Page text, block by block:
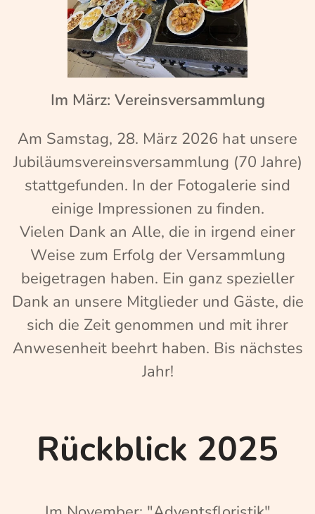
Im März: Vereinsversammlung
Am Samstag, 28. März 2026 hat unsere
Jubiläumsvereinsversammlung (70 Jahre)
stattgefunden. In der Fotogalerie sind
einige Impressionen zu finden.
Vielen Dank an Alle, die in irgend einer
Weise zum Erfolg der Versammlung
beigetragen haben. Ein ganz spezieller
Dank an unsere Mitglieder und Gäste, die
sich die Zeit genommen und mit ihrer
Anwesenheit beehrt haben. Bis nächstes
Jahr!
Rückblick 2025